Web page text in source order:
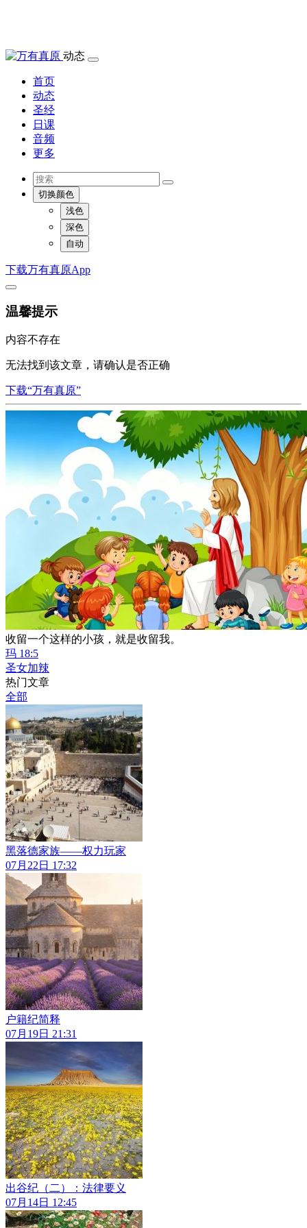
动态
首页
动态
圣经
日课
音频
更多
切换颜色
浅色
深色
自动
下载万有真原App
温馨提示
内容不存在
无法找到该文章，请确认是否正确
下载“万有真原”
收留一个这样的小孩，就是收留我。
玛 18:5
圣女加辣
热门文章
全部
黑落德家族——权力玩家
07月22日 17:32
户籍纪简释
07月19日 21:31
出谷纪（二）：法律要义
07月14日 12:45